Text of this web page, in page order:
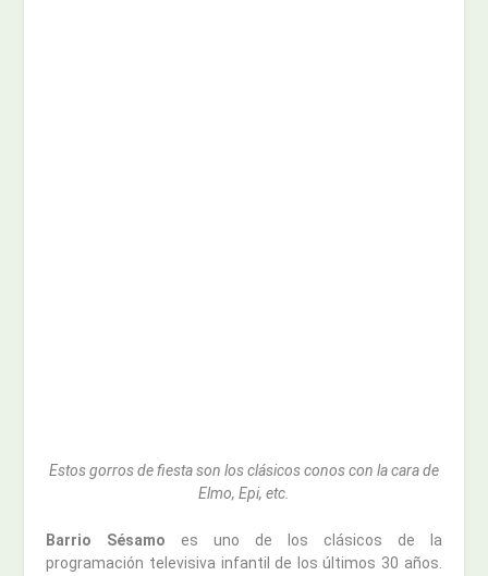
Estos gorros de fiesta son los clásicos conos con la cara de
Elmo, Epi, etc.
Barrio Sésamo es uno de los clásicos de la
programación televisiva infantil de los últimos 30 años.